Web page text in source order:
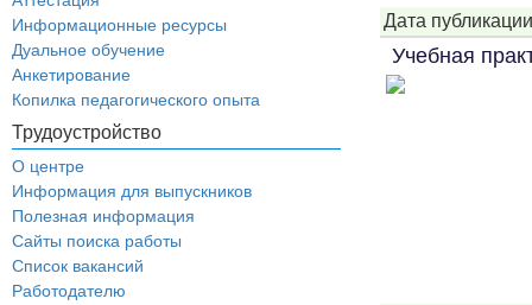
Информационные ресурсы
Дуальное обучение
Анкетирование
Копилка педагогического опыта
Трудоустройство
О центре
Информация для выпускников
Полезная информация
Сайты поиска работы
Список вакансий
Работодателю
Дата
Учебная